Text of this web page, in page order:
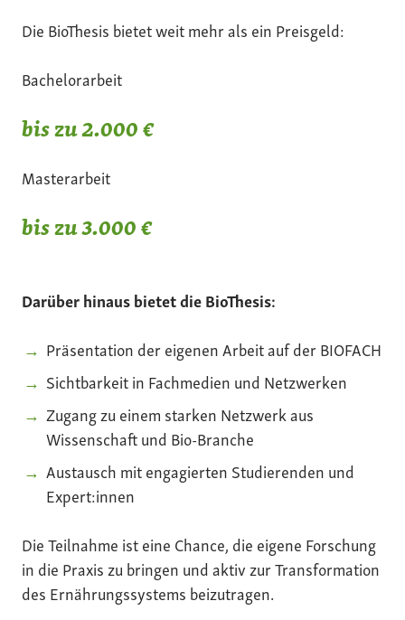
Die BioThesis bietet weit mehr als ein Preisgeld:
Bachelorarbeit
bis zu 2.000 €
Masterarbeit
bis zu 3.000 €
Darüber hinaus bietet die BioThesis:
Präsentation der eigenen Arbeit auf der BIOFACH
Sichtbarkeit in Fachmedien und Netzwerken
Zugang zu einem starken Netzwerk aus
Wissenschaft und Bio-Branche
Austausch mit engagierten Studierenden und
Expert:innen
Die Teilnahme ist eine Chance, die eigene Forschung
in die Praxis zu bringen und aktiv zur Transformation
des Ernährungssystems beizutragen.